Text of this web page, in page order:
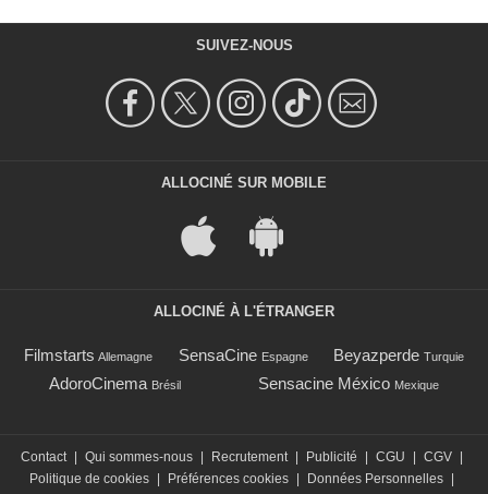
SUIVEZ-NOUS
ALLOCINÉ SUR MOBILE
ALLOCINÉ À L'ÉTRANGER
Filmstarts Allemagne SensaCine Espagne Beyazperde Turquie
AdoroCinema Brésil Sensacine México Mexique
Contact Qui sommes-nous Recrutement Publicité CGU CGV
Politique de cookies
Préférences cookies Données Personnelles